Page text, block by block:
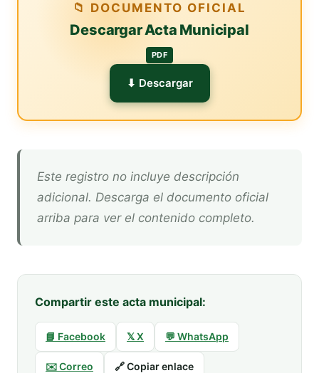
📁 DOCUMENTO OFICIAL
Descargar Acta Municipal
PDF
⬇ Descargar
Este registro no incluye descripción
adicional. Descarga el documento oficial
arriba para ver el contenido completo.
Compartir este acta municipal:
📘 Facebook 𝕏 X 💬 WhatsApp
✉️ Correo 🔗 Copiar enlace